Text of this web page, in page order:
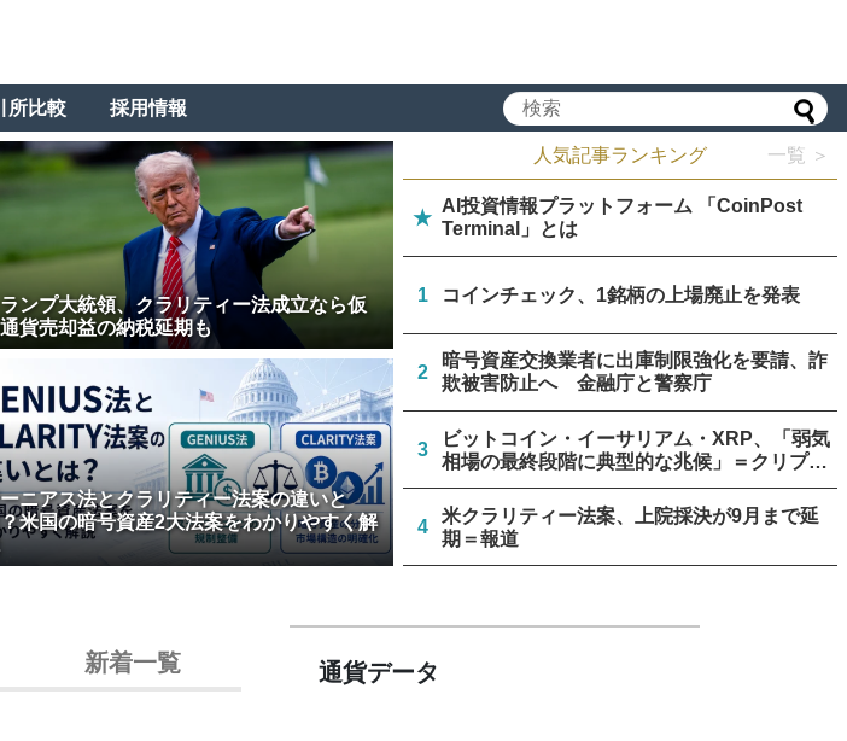
所比較 採用情報
ランプ大統領、クラリティー法成立なら仮
貨売却益の納税延期も
ニアス法とクラリティー法案の違いと
米国の暗号資産2大法案をわかりやすく解
人気記事ランキング 一覧 ＞
★
AI投資情報プラットフォーム 「CoinPost
Terminal」とは
1 コインチェック、1銘柄の上場廃止を発表
2
暗号資産交換業者に出庫制限強化を要請、詐
欺被害防止へ 金融庁と警察庁
3
ビットコイン・イーサリアム・XRP、「弱気
相場の最終段階に典型的な兆候」＝クリプト
クアント
4
米クラリティー法案、上院採決が9月まで延
期＝報道
新着一覧 通貨データ